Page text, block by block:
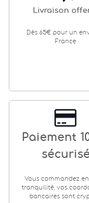
Livraison
Dès 65€ pour un
France
Paiement
sécurisé
Vous commandez
tranquilité, vos
bancaires sont